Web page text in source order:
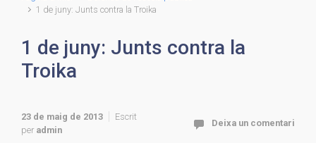
1 de juny: Junts contra la Troika
1 de juny: Junts contra la
Troika
23 de maig de 2013
Escrit
per admin
Deixa un comentari